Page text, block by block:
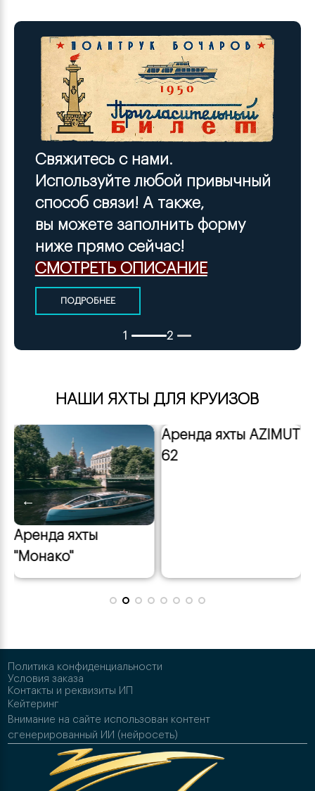
Свяжитесь с нами.
Используйте любой привычный
способ связи! А также,
вы можете заполнить форму
ниже прямо сейчас!
СМОТРЕТЬ ОПИСАНИЕ
ПОДРОБНЕЕ
1 2
НАШИ ЯХТЫ ДЛЯ КРУИЗОВ
Аренда яхты
"Монако"
Аренда яхты AZIMUT
62
←
Политика конфиденциальности
Условия заказа
Контакты и реквизиты ИП
Кейтеринг
Внимание на сайте использован контент
сгенерированный ИИ (нейросеть)